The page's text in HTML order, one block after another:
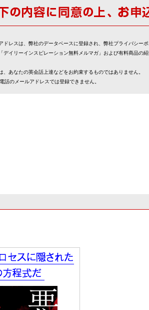
ドレスは、弊社のデータベースに登録され、弊社プライバシー
デイリーインスピレーション無料メルマガ」および有料商品の
、あなたの英会話上達などをお約束するものではありません。
話のメールアドレスでは登録できません。